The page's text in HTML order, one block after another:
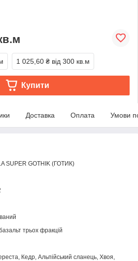
1 025,60 ₴ від 300 кв.м
Купити
Доставка Оплата Умови
SUPER GOTHIK (ГОТИК)
трьох фракцій
Кедр, Альпійський сланець, Хвоя,